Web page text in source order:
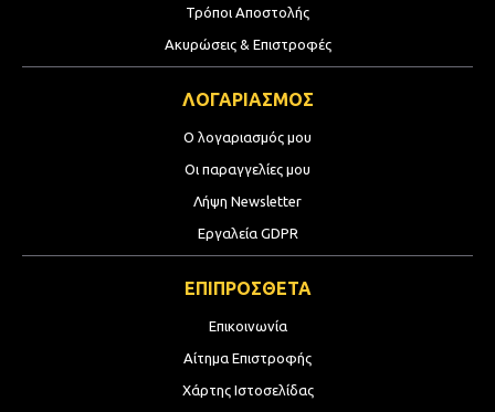
Τρόποι Αποστολής
Ακυρώσεις & Επιστροφές
ΛΟΓΑΡΙΑΣΜΟΣ
Ο λογαριασμός μου
Οι παραγγελίες μου
Λήψη Newsletter
Εργαλεία GDPR
ΕΠΙΠΡΟΣΘΕΤΑ
Επικοινωνία
Αίτημα Επιστροφής
Χάρτης Ιστοσελίδας